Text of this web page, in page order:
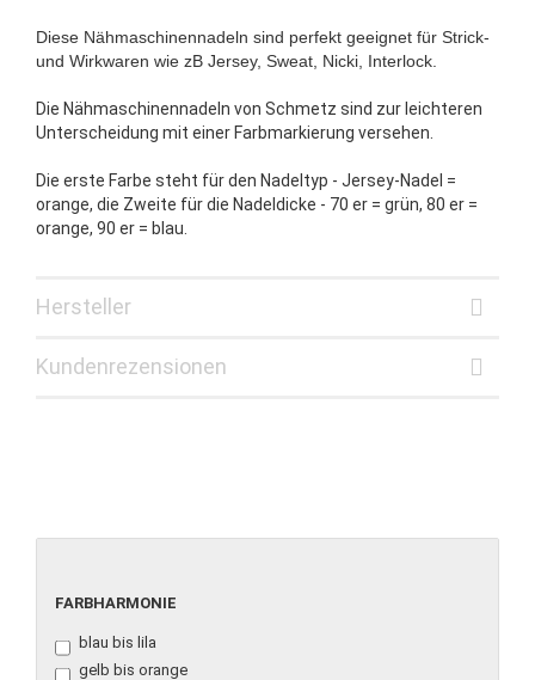
Diese Nähmaschinennadeln sind perfekt geeignet für Strick-
und Wirkwaren wie zB Jersey, Sweat, Nicki, Interlock.
Die Nähmaschinennadeln von Schmetz sind zur leichteren
Unterscheidung mit einer Farbmarkierung versehen.
Die erste Farbe steht für den Nadeltyp - Jersey-Nadel =
orange, die Zweite für die Nadeldicke - 70 er = grün, 80 er =
orange, 90 er = blau.
Hersteller
Kundenrezensionen
FARBHARMONIE
FARBHARMONIE
blau bis lila
gelb bis orange